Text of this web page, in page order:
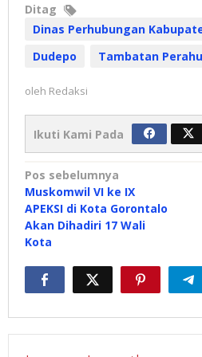
Ditag
Dinas Perhubungan
Dudepo
Tambatan Perahu
oleh Redaksi
Ikuti Kami Pada
Navigasi
pos
Pos sebelumnya
Muskomwil VI ke IX
APEKSI di Kota Gorontalo
Akan Dihadiri 17 Wali
Kota